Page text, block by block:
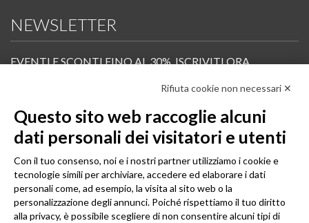
NEWSLETTER
EVENTI E SCONTI FINO AL 30%. ISCRIVITI ORA.
Scopri in anteprima i nuovi prodotti, le promozioni riservate ai professionisti e resta
Iscrivi alla Newsletter
SEGUICI
Rifiuta cookie non necessari ✕
Questo sito web raccoglie alcuni
dati personali dei visitatori e utenti
Con il tuo consenso, noi e i nostri partner utilizziamo i cookie e
tecnologie simili per archiviare, accedere ed elaborare i dati
personali come, ad esempio, la visita al sito web o la
personalizzazione degli annunci. Poiché rispettiamo il tuo diritto
alla privacy, è possibile scegliere di non consentire alcuni tipi di